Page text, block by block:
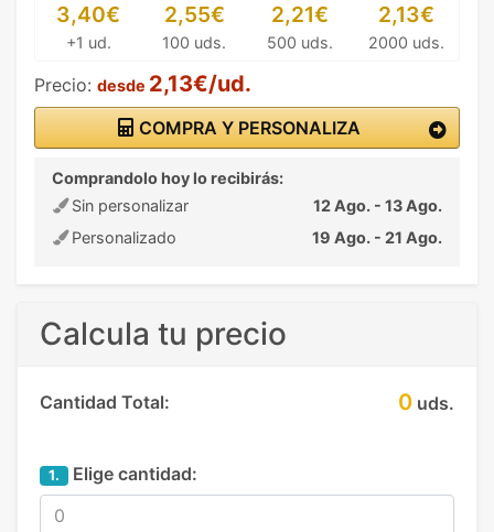
3,40€
+1 ud.
2,55€
100 uds.
2,21€
500 uds.
2,13€
2000 uds.
Precio: desde 2,13€/ud.
COMPRA Y PERSONALIZA
Comprandolo hoy lo recibirás:
Sin personalizar
12 Ago. - 13 Ago.
Personalizado
19 Ago. - 21 Ago.
Calcula tu precio
Cantidad Total: 0 uds.
1. Elige cantidad: